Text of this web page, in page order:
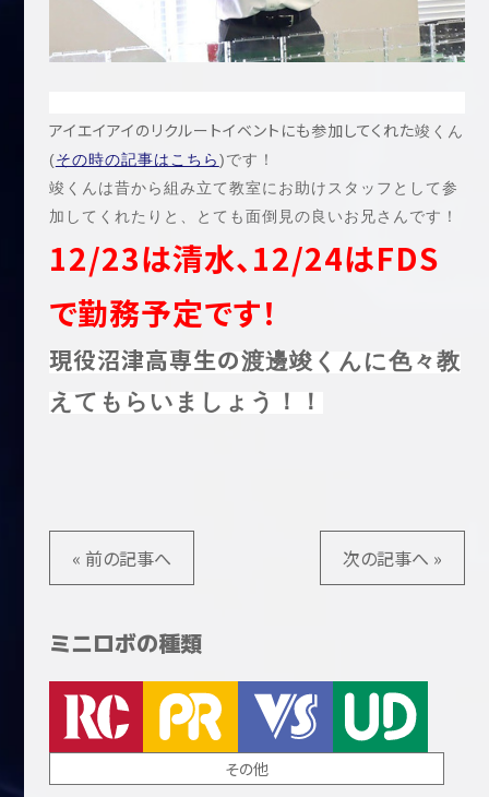
アイエイアイのリクルートイベントにも参加してくれた竣くん
(その時の記事はこちら)です！
竣くんは昔から組み立て教室にお助けスタッフとして参
加してくれたりと、とても面倒見の良いお兄さんです！
12/23は清水、12/24はFDS
で勤務予定です！
現役沼津高専生の渡邊竣くんに色々教
えてもらいましょう！！
« 前の記事へ 次の記事へ »
ミニロボの種類
その他